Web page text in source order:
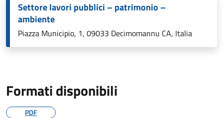
Settore lavori pubblici – patrimonio –
ambiente
Piazza Municipio, 1, 09033 Decimomannu CA, Italia
Formati disponibili
PDF